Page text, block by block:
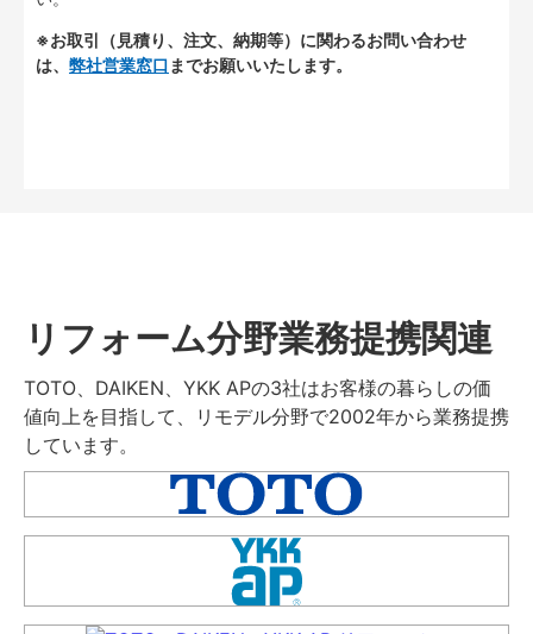
※お取引（見積り、注文、納期等）に関わるお問い合わせ
は、 弊社営業窓口 までお願いいたします。
リフォーム分野業務提携関連
TOTO、DAIKEN、YKK APの3社はお客様の暮らしの価
値向上を目指して、リモデル分野で2002年から業務提携
しています。